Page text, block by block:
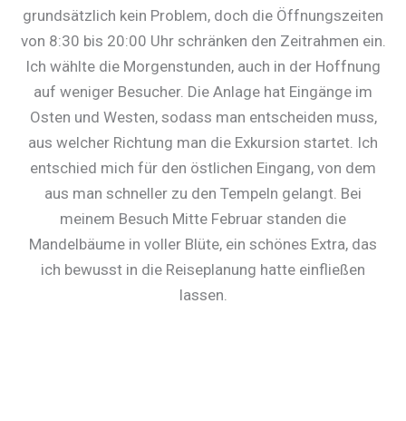
grundsätzlich kein Problem, doch die Öffnungszeiten
von 8:30 bis 20:00 Uhr schränken den Zeitrahmen ein.
Ich wählte die Morgenstunden, auch in der Hoffnung
auf weniger Besucher. Die Anlage hat Eingänge im
Osten und Westen, sodass man entscheiden muss,
aus welcher Richtung man die Exkursion startet. Ich
entschied mich für den östlichen Eingang, von dem
aus man schneller zu den Tempeln gelangt. Bei
meinem Besuch Mitte Februar standen die
Mandelbäume in voller Blüte, ein schönes Extra, das
ich bewusst in die Reiseplanung hatte einfließen
lassen.